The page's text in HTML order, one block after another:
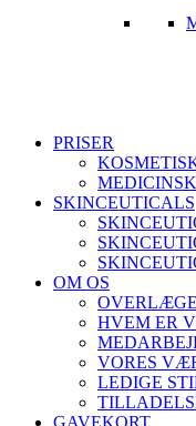
PRISER
SKINCEUTICALS
OM OS
HVEM ER
VORES
LEDIGE
GAVEKORT